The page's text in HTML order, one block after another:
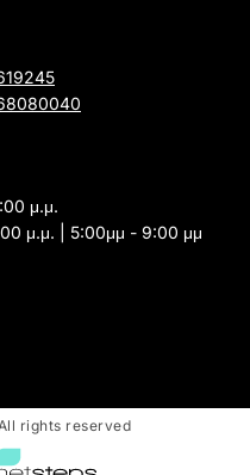
μ.μ.
μ.μ. | 5:00μμ - 9:00 μμ
rights reserved